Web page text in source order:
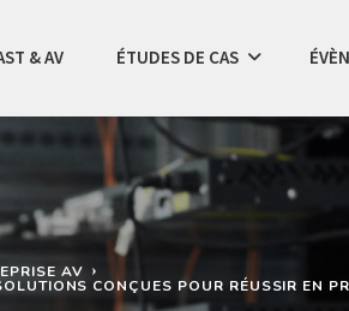
& AV ÉTUDES DE CAS
AV
CONÇUES POUR RÉUSSIR EN